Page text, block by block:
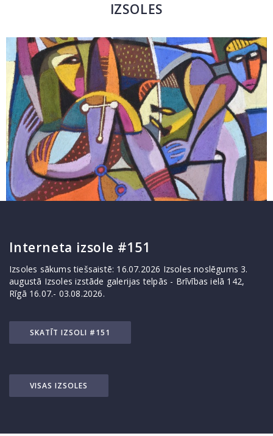
IZSOLES
Interneta izsole #151
Izsoles sākums tiešsaistē: 16.07.2026 Izsoles noslēgums 3.
augustā Izsoles izstāde galerijas telpās - Brīvības ielā 142,
Rīgā 16.07.- 03.08.2026.
SKATĪT IZSOLI #151
VISAS IZSOLES